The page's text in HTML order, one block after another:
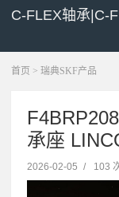
C-FLEX轴承|C-
首页 > 瑞典SKF产品
承座
2026-02-05 / 103